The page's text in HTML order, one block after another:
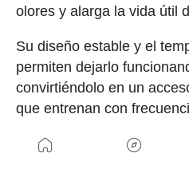
olores y alarga la vida útil
Su diseño estable y el
permiten dejarlo
convirtiéndolo en un
que entrenan con